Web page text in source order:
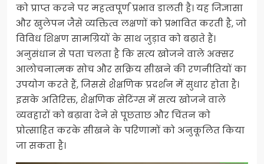
को प्राप्त करने पर महत्वपूर्ण प्रभाव डालती है। यह जिज्ञासा
और खुलेपन जैसे व्यक्तित्व लक्षणों को प्रभावित करती है, जो
विविध शिक्षण सामग्रियों के साथ जुड़ाव को बढ़ाते हैं।
अनुसंधान से पता चलता है कि सत्य खोजने वाले अक्सर
आलोचनात्मक सोच और सक्रिय सीखने की रणनीतियों का
उपयोग करते हैं, जिससे शैक्षणिक प्रदर्शन में सुधार होता है।
इसके अतिरिक्त, शैक्षणिक सेटिंग्स में सत्य खोजने वाले
व्यवहारों को बढ़ावा देने से पूछताछ और चिंतन को
प्रोत्साहित करके सीखने के परिणामों को अनुकूलित किया
जा सकता है।